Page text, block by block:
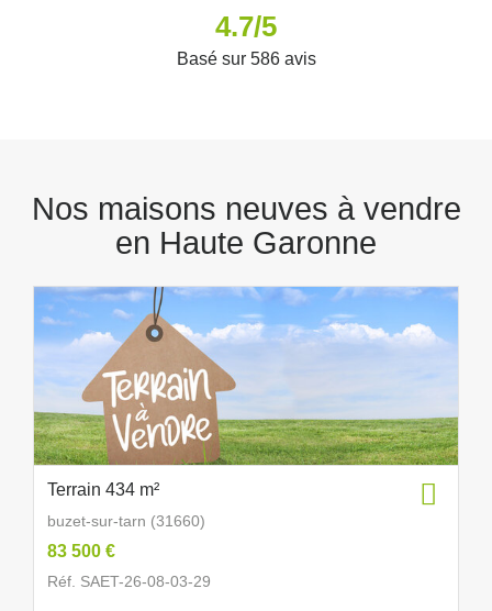
4.7/5
Basé sur 586 avis
Nos maisons neuves à vendre
en Haute Garonne
Terrain 434 m²
buzet-sur-tarn (31660)
83 500 €
Réf. SAET-26-08-03-29